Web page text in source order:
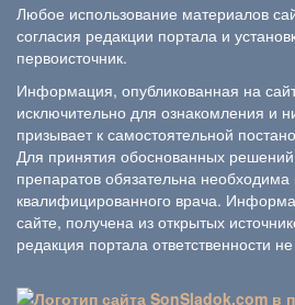
Любое использование материалов
согласия редакции портала и
первоисточник.
Информация, опубликованная на
исключительно для ознакомления и
призывает к самостоятельной
Для принятия обоснованных
препаратов обязательна необходима
квалифицированного врача.
сайте, получена из открытых
редакция портала ответственности